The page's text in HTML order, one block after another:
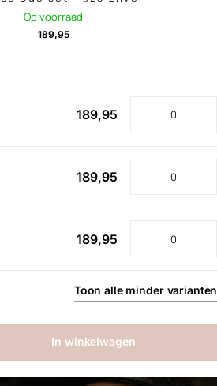
Op voorraad
189,95
189,95
189,95
189,95
Toonalle mindervarianten
In winkelwagen